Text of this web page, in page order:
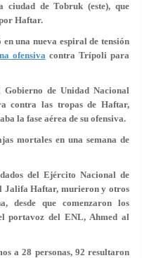
ciudad de Tobruk (este), que
Haftar.
una nueva espiral de tensión
ofensivacontra Trípoli para
de Unidad Nacional
contra las tropas de Haftar,
la fase aérea de su ofensiva.
mortales en una semana de
del Ejército Nacional de
Jalifa Haftar, murieron y otros
desde que comenzaron los
portavoz del ENL, Ahmed al
a 28 personas, 92 resultaron